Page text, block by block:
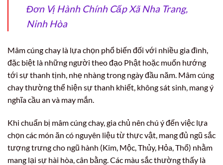
Đơn Vị Hành Chính Cấp Xã Nha Trang,
Ninh Hòa
Mâm cúng chay là lựa chọn phổ biến đối với nhiều gia đình,
đặc biệt là những người theo đạo Phật hoặc muốn hướng
tới sự thanh tịnh, nhẹ nhàng trong ngày đầu năm. Mâm cúng
chay thường thể hiện sự thanh khiết, không sát sinh, mang ý
nghĩa cầu an và may mắn.
Khi chuẩn bị mâm cúng chay, gia chủ nên chú ý đến việc lựa
chọn các món ăn có nguyên liệu từ thực vật, mang đủ ngũ sắc
tượng trưng cho ngũ hành (Kim, Mộc, Thủy, Hỏa, Thổ) nhằm
mang lại sự hài hòa, cân bằng. Các màu sắc thường thấy là